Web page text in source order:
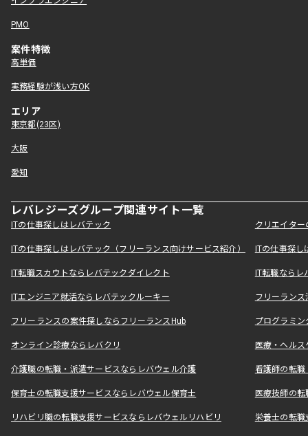
PMO
案件特徴
高単価
実務経験が浅い方OK
エリア
東京都(23区)
大阪
愛知
レバレジーズグループ関連サイト一覧
ITの仕事探しはレバテック クリエイタ
ITの仕事探しはレバテック（フリーランス向けサービス紹介） ITの仕事探
IT転職スカウトならレバテックダイレクト IT転職なら
ITエンジニア就活ならレバテックルーキー フリーラン
フリーランスの案件探しならフリーランスHub プログラミ
オンライン診療ならレバクリ 医療・ヘル
介護職の転職・派遣サービスならレバウェル介護 看護師の転
保育士の転職支援サービスならレバウェル保育士 医療技師の
リハビリ職の転職支援サービスならレバウェルリハビリ 栄養士の転